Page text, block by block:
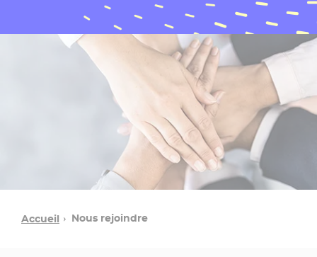
Accueil Nous rejoindre